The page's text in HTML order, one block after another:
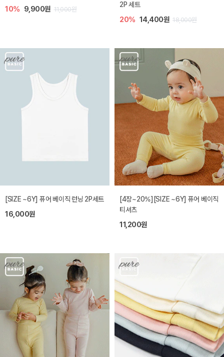
10% 9,900원 11,000원
2P 세트
20% 14,400원 18,000원
[SIZE ~6Y] 퓨어 베이직 런닝 2P세트
16,000원
[4장~20%][SIZE ~6Y] 퓨어 베이직
티셔츠
11,200원